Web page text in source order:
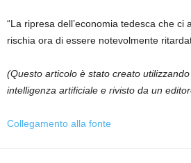
“La ripresa dell’economia tedesca che ci
rischia ora di essere notevolmente
(Questo articolo è stato creato
intelligenza artificiale e rivisto da un
Collegamento alla fonte